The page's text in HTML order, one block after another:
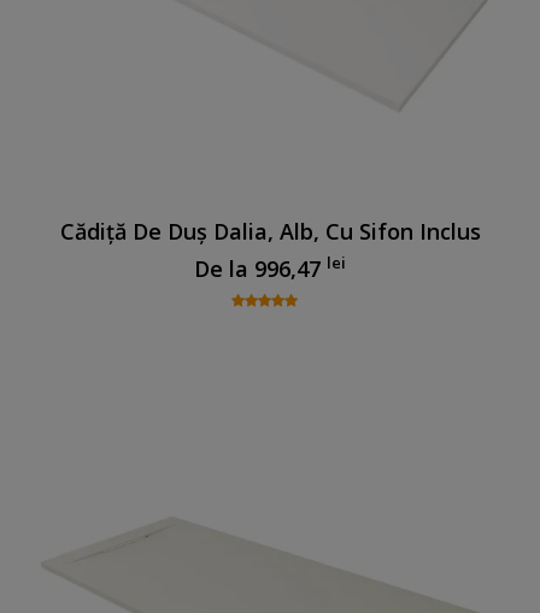
Cădiță De Duș Dalia, Alb, Cu Sifon Inclus
De la 996,47 lei